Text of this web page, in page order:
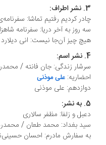
3. نشر اطراف:
چادر کردیم رفتیم تماشا:
سه روز به آخر دریا: سفرنامه
هیچ چیز آن‌جا نیست: انی
4. نشر اسم:
سرشار زندگی: جان فانته /
احضاریه: علی موذنی
دوازدهم: علی موذنی
5. به نشر:
دعبل و زلفا: مظفر سالاری
سید بغداد: محمد طعان /
به سفارش مادرم: احسان